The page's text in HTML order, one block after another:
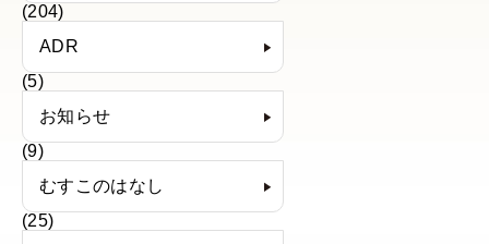
(204)
ADR
(5)
お知らせ
(9)
むすこのはなし
(25)